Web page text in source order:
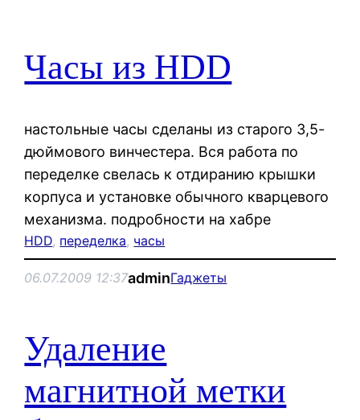
Часы из HDD
настольные часы сделаны из старого 3,5-
дюймового винчестера. Вся работа по
переделке свелась к отдиранию крышки
корпуса и установке обычного кварцевого
механизма. подробности на хабре
HDD, переделка, часы
06.07.2009 12:37adminГаджеты
Удаление
магнитной метки